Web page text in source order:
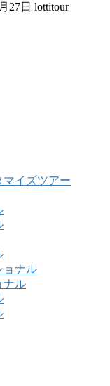
27日 lottitour
イズツアー
ョナル
ナル